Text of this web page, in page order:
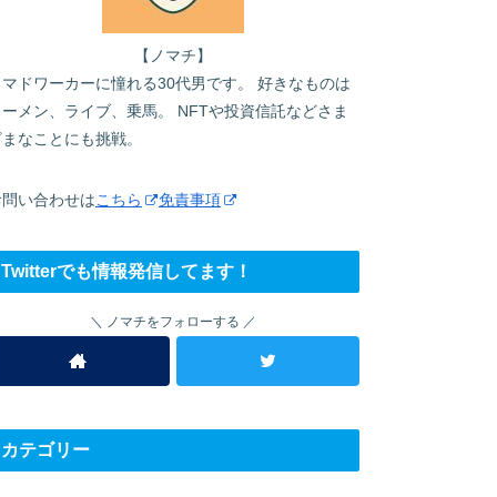
【ノマチ】
マドワーカーに憧れる30代男です。 好きなものは
ーメン、ライブ、乗馬。 NFTや投資信託などさま
なことにも挑戦。
問い合わせはこちら 免責事項
Twitterでも情報発信してます！
ノマチをフォローする
カテゴリー